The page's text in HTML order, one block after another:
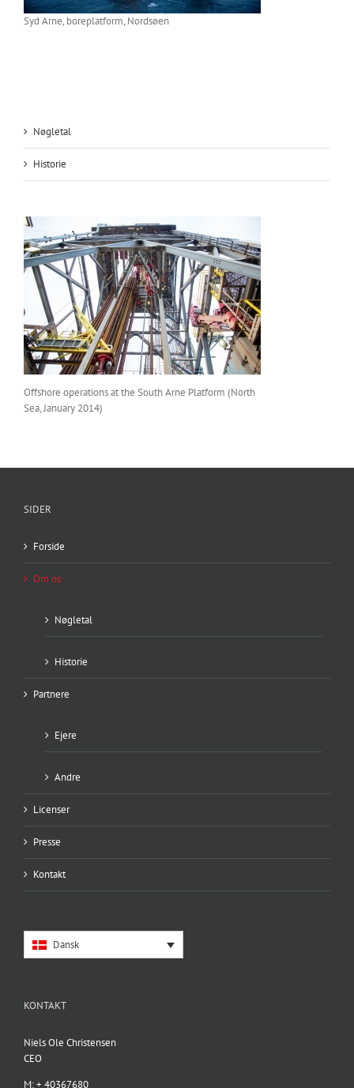
Syd Arne, boreplatform, Nordsøen
Nøgletal
Historie
Offshore operations at the South Arne Platform (North
Sea, January 2014)
SIDER
Forside
Om os
Nøgletal
Historie
Partnere
Ejere
Andre
Licenser
Presse
Kontakt
Dansk
KONTAKT
Niels Ole Christensen
CEO
M: + 40367680